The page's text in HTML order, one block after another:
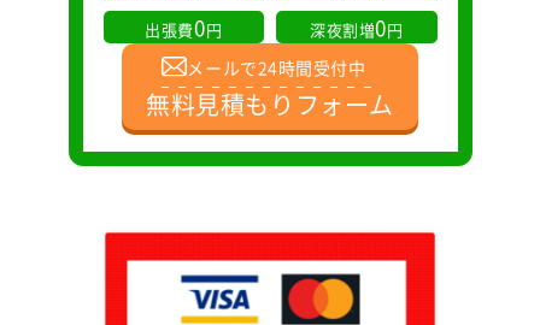
出張費0円 深夜割増0円
メールで24時間受付中
無料見積もりフォーム